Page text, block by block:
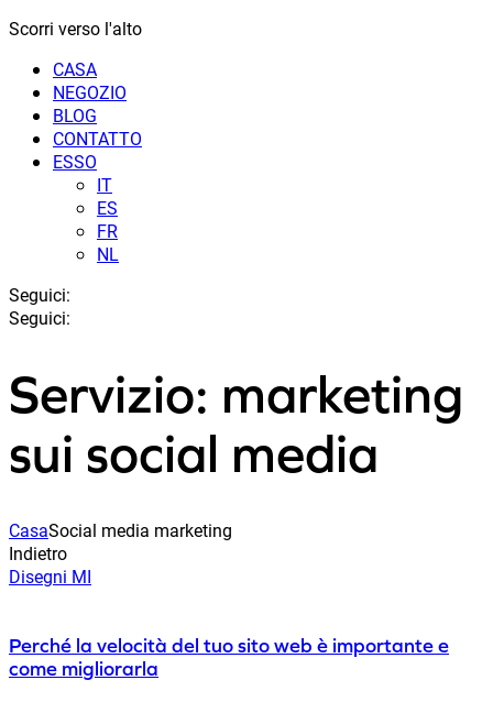
Scorri verso l'alto
CASA
NEGOZIO
BLOG
CONTATTO
ESSO
IT
ES
FR
NL
Seguici:
Seguici:
Servizio: marketing
sui social media
CasaSocial media marketing
Indietro
Disegni MI
Perché la velocità del tuo sito web è importante e
come migliorarla